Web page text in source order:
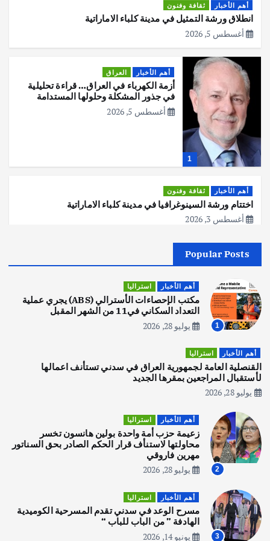
أهم الأخبار ثقافة وفنون
انطلاق ورشة التمثيل في مدينة كلباء الاماراتية
أغسطس 5, 2026
1
أهم الأخبار العراق
أزمة الكهرباء في العراق… قراءة تحليلية
في جذور المشكلة وحلولها المستدامة
أغسطس 5, 2026
أهم الأخبار ثقافة وفنون
اختتام ورشة السينوغرافيا في مدينة كلباء الاماراتية
أغسطس 3, 2026
2
اصبح بطلاً لأستراليا بلعبة كمال الاجسام
يوليو 30, 2026
3
يوليو 30, 2026
4
المقبل
يوليو 28, 2026
أهم الأخبار ثقافة وفنون
انطلاق ورشة التمثيل في مدينة كلباء الاماراتية
أغسطس 5, 2026
Popular Posts
1
أهم الأخبار استراليا
مكتب الإحصاءات الأسترالي (ABS) يجري عملية
التعداد السكاني في11 من الشهر المقبل
يوليو 28, 2026
أهم الأخبار استراليا
القنصلية العامة لجمهورية العراق في سدني تستأنف اعمالها
لأستقبال المراجعين بمقرها الجديد
يوليو 28, 2026
2
أهم الأخبار استراليا
زعيمة حزب أمة واحدة بولين هانسون تخسر
محاولتها لاستنأف قرار الحكم الصادر بحق السناتور
مهرين فاروقي
يوليو 28, 2026
3
أهم الأخبار استراليا
مسرح الوعد في سدني تقدم المسرحية الكوميدية
الهادفة ” من الباب للباب “
يونيو 14, 2026